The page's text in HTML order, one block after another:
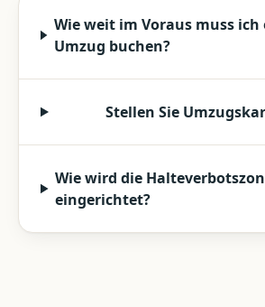
Wie weit im Voraus muss ich
Umzug buchen?
Stellen Sie
Wie wird die
eingerichtet?